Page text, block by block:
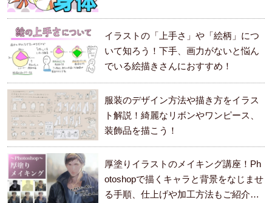
イラストの「上手さ」や「絵柄」につ
いて知ろう！下手、画力がないと悩ん
でいる絵描きさんにおすすめ！
服装のデザイン方法や描き方をイラス
ト解説！綺麗なリボンやワンピース、
装飾品を描こう！
厚塗りイラストのメイキング講座！Ph
otoshopで描くキャラと背景をなじませ
る手順、仕上げや加工方法もご紹介し